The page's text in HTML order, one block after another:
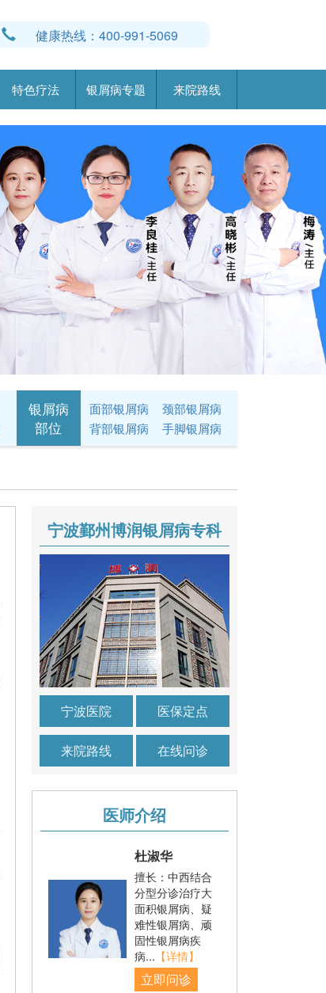
健康热线：400-991-5069
特色疗法 银屑病专题 来院路线
银屑病
部位
面部银屑病
颈部银屑病
背部银屑病
手脚银屑病
宁波鄞州博润银屑病专科
宁波医院 医保定点
来院路线 在线问诊
医师介绍
杜淑华
擅长：中西结合
分型分诊治疗大
面积银屑病、疑
难性银屑病、顽
固性银屑病疾
病... 【详情】
立即问诊